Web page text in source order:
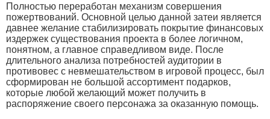
Полностью переработан механизм совершения
пожертвований. Основной целью данной затеи является
давнее желание стабилизировать покрытие финансовых
издержек существования проекта в более логичном,
понятном, а главное справедливом виде. После
длительного анализа потребностей аудитории в
противовес с невмешательством в игровой процесс, был
сформирован не большой ассортимент подарков,
которые любой желающий может получить в
распоряжение своего персонажа за оказанную помощь.